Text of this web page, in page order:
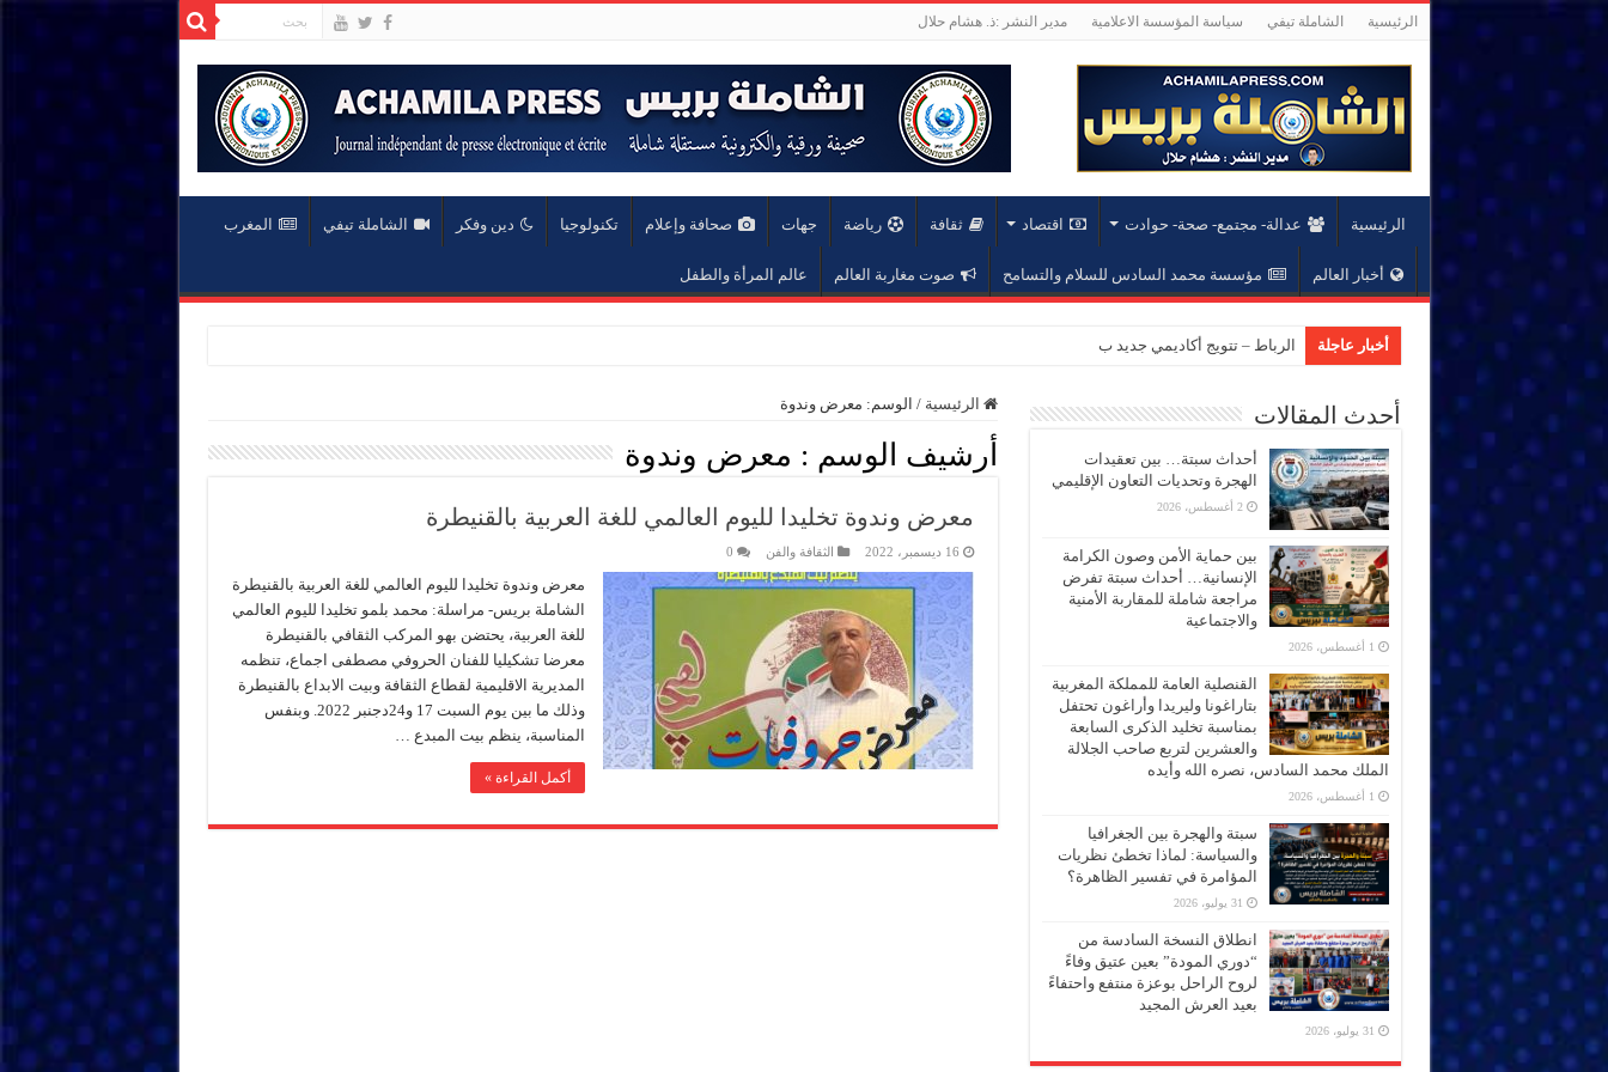
الرئيسية الشاملة تيفي سياسة المؤسسة الاعلامية مدير النشر :ذ. هشام حلال
الرئيسية عدالة- مجتمع- صحة- حوادت اقتصاد ثقافة رياضة جهات صحافة وإعلام تكنولوجيا دين وفكر الشاملة تيفي المغرب
أخبار العالم مؤسسة محمد السادس للسلام والتسامح صوت مغاربة العالم عالم المرأة والطفل
أخبار عاجلة الرباط – تتويج أكاديمي جديد بجامعة محمد الخامس
الرئيسية / الوسم: معرض وندوة
أرشيف الوسم : معرض وندوة
معرض وندوة تخليدا لليوم العالمي للغة العربية بالقنيطرة
16 ديسمبر، 2022 الثقافة والفن 0
معرض وندوة تخليدا لليوم العالمي للغة العربية بالقنيطرة
الشاملة بريس- مراسلة: محمد بلمو تخليدا لليوم العالمي
للغة العربية، يحتضن بهو المركب الثقافي بالقنيطرة
معرضا تشكيليا للفنان الحروفي مصطفى اجماع، تنظمه
المديرية الاقليمية لقطاع الثقافة وبيت الابداع بالقنيطرة
وذلك ما بين يوم السبت 17 و24دجنبر 2022. وبنفس
المناسبة، ينظم بيت المبدع …
أكمل القراءة »
أحدث المقالات
أحداث سبتة… بين تعقيدات
الهجرة وتحديات التعاون الإقليمي
2 أغسطس، 2026
بين حماية الأمن وصون الكرامة
الإنسانية… أحداث سبتة تفرض
مراجعة شاملة للمقاربة الأمنية
والاجتماعية
1 أغسطس، 2026
القنصلية العامة للمملكة المغربية
بتاراغونا وليريدا وأراغون تحتفل
بمناسبة تخليد الذكرى السابعة
والعشرين لتربع صاحب الجلالة
الملك محمد السادس، نصره الله وأيده
1 أغسطس، 2026
سبتة والهجرة بين الجغرافيا
والسياسة: لماذا تخطئ نظريات
المؤامرة في تفسير الظاهرة؟
31 يوليو، 2026
انطلاق النسخة السادسة من
“دوري المودة” بعين عتيق وفاءً
لروح الراحل بوعزة منتفع واحتفاءً
بعيد العرش المجيد
31 يوليو، 2026